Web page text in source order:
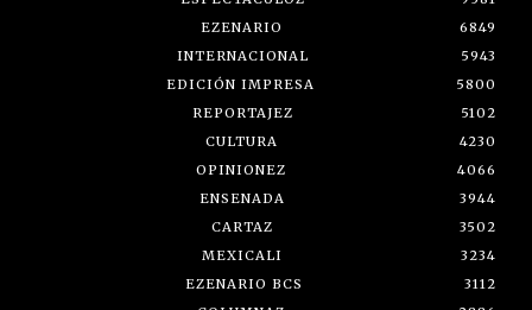
EZENARIO
6849
INTERNACIONAL
5943
EDICIÓN IMPRESA
5800
REPORTAJEZ
5102
CULTURA
4230
OPINIONEZ
4066
ENSENADA
3944
CARTAZ
3502
MEXICALI
3234
EZENARIO BCS
3112